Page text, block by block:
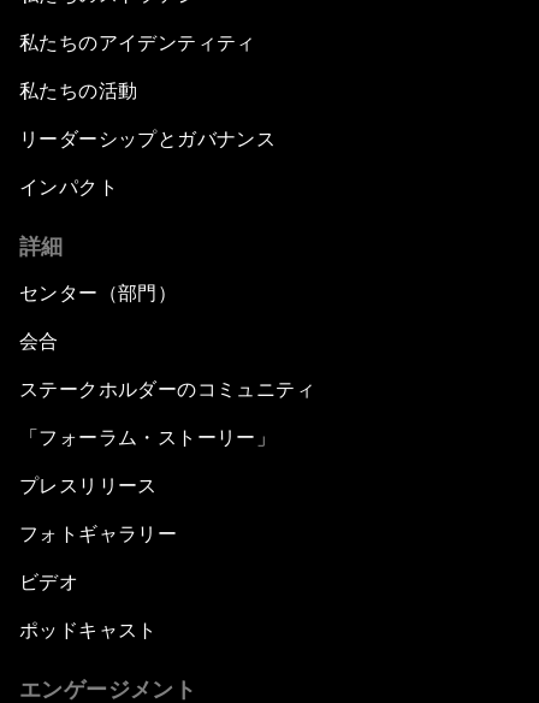
私たちのアイデンティティ
私たちの活動
リーダーシップとガバナンス
インパクト
詳細
センター（部門）
会合
ステークホルダーのコミュニティ
「フォーラム・ストーリー」
プレスリリース
フォトギャラリー
ビデオ
ポッドキャスト
エンゲージメント